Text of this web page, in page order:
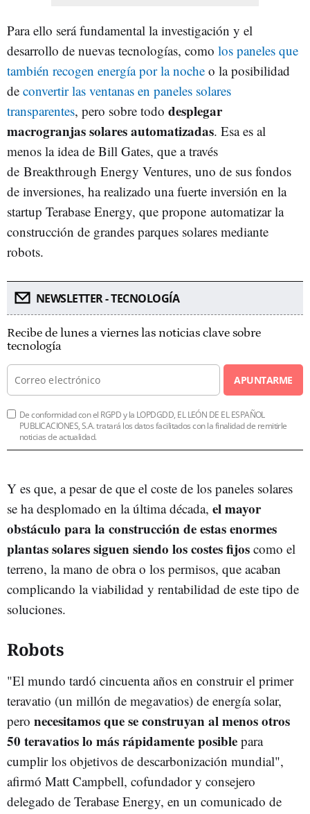
Para ello será fundamental la investigación y el
desarrollo de nuevas tecnologías, como los paneles que
también recogen energía por la noche o la posibilidad
de convertir las ventanas en paneles solares
transparentes, pero sobre todo desplegar
macrogranjas solares automatizadas. Esa es al
menos la idea de Bill Gates, que a través
de Breakthrough Energy Ventures, uno de sus fondos
de inversiones, ha realizado una fuerte inversión en la
startup Terabase Energy, que propone automatizar la
construcción de grandes parques solares mediante
robots.
NEWSLETTER - TECNOLOGÍA
Recibe de lunes a viernes las noticias clave sobre
tecnología
APUNTARME
De conformidad con el RGPD y la LOPDGDD, EL LEÓN DE EL ESPAÑOL
PUBLICACIONES, S.A. tratará los datos facilitados con la finalidad de remitirle
noticias de actualidad.
Y es que, a pesar de que el coste de los paneles solares
se ha desplomado en la última década, el mayor
obstáculo para la construcción de estas enormes
plantas solares siguen siendo los costes fijos como el
terreno, la mano de obra o los permisos, que acaban
complicando la viabilidad y rentabilidad de este tipo de
soluciones.
Robots
"El mundo tardó cincuenta años en construir el primer
teravatio (un millón de megavatios) de energía solar,
pero necesitamos que se construyan al menos otros
50 teravatios lo más rápidamente posible para
cumplir los objetivos de descarbonización mundial",
afirmó Matt Campbell, cofundador y consejero
delegado de Terabase Energy, en un comunicado de